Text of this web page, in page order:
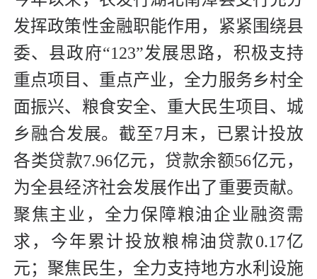
发挥政策性金融职能作用，紧紧围绕县
委、县政府“123”发展思路，积极支持
重点项目、重点产业，全力服务乡村全
面振兴、粮食安全、重大民生项目、城
乡融合发展。截至7月末，已累计投放
各类贷款7.96亿元，贷款余额56亿元，
为全县经济社会发展作出了重要贡献。
聚焦主业，全力保障粮油企业融资需
求，今年累计投放粮棉油贷款0.17亿
元；聚焦民生，全力支持地方水利设施